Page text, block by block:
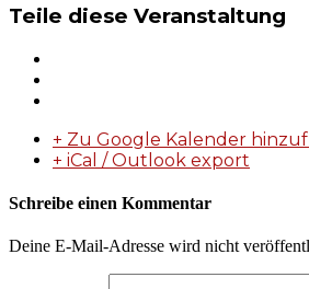
Teile diese Veranstaltung
+ Zu Google Kalender
+ iCal / Outlook export
Schreibe einen Kommentar
Deine E-Mail-Adresse wird nicht